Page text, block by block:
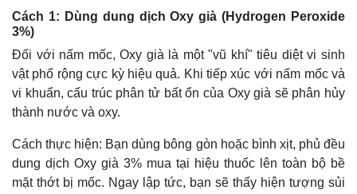
Hồ sơ
E-Magazine
Infographic
Cách 1: Dùng dung dịch Oxy già (Hydrogen Peroxide
3%)
Đối với nấm mốc, Oxy già là một "vũ khí" tiêu diệt vi sinh
vật phổ rộng cực kỳ hiệu quả. Khi tiếp xúc với nấm mốc và
vi khuẩn, cấu trúc phân tử bất ổn của Oxy già sẽ phân hủy
thành nước và oxy.
Cách thực hiện: Bạn dùng bông gòn hoặc bình xịt, phủ đều
dung dịch Oxy già 3% mua tại hiệu thuốc lên toàn bộ bề
mặt thớt bị mốc. Ngay lập tức, bạn sẽ thấy hiện tượng sủi